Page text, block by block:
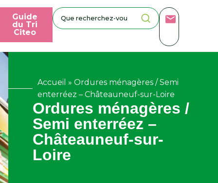
Guide
du Tri
Citeo
Accueil » Ordures ménagères / Semi
enterréez – Châteauneuf-sur-Loire
Ordures ménagères /
Semi enterréez –
Châteauneuf-sur-
Loire